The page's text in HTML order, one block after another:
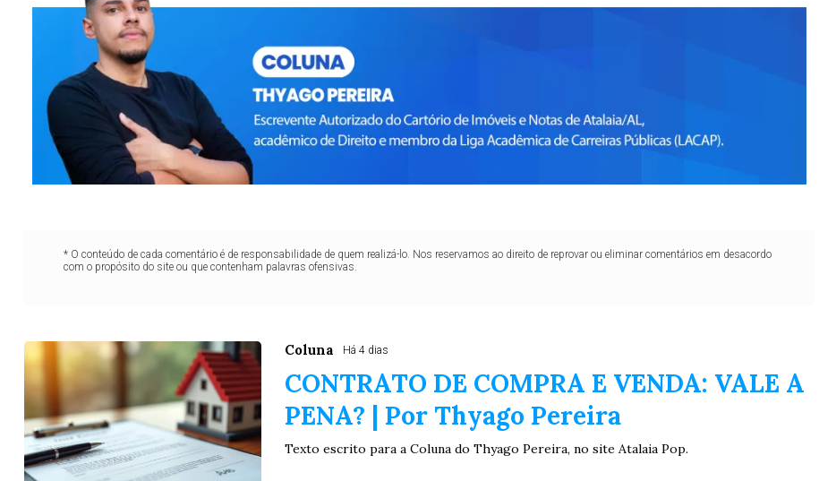
* O conteúdo de cada comentário é de responsabilidade de quem realizá-lo. Nos reservamos ao direito de reprovar ou eliminar comentários em desacordo
com o propósito do site ou que contenham palavras ofensivas.
Coluna Há 4 dias
CONTRATO DE COMPRA E VENDA: VALE A
PENA? | Por Thyago Pereira
Texto escrito para a Coluna do Thyago Pereira, no site Atalaia Pop.